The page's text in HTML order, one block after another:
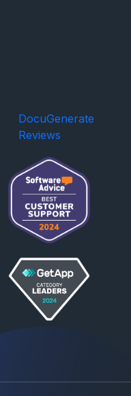
DocuGenerate
Reviews